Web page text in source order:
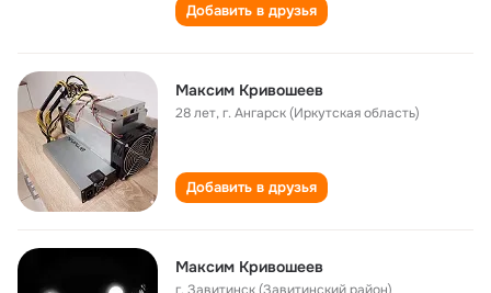
Добавить в друзья
Максим Кривошеев
28 лет,г. Ангарск (Иркутская область)
Добавить в друзья
Максим Кривошеев